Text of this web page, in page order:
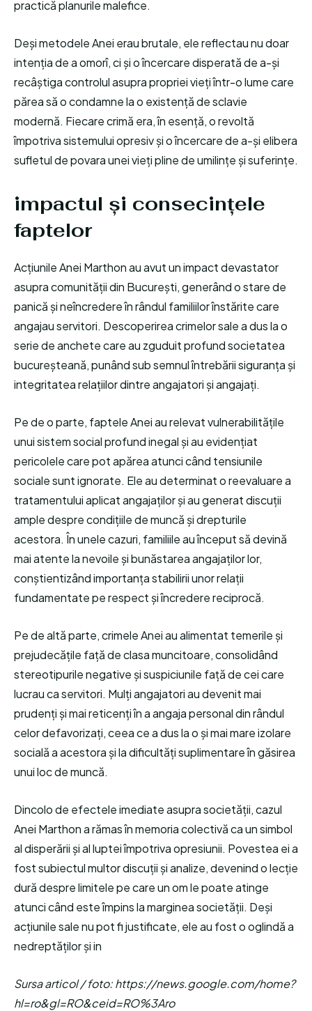
practică planurile malefice.
Deși metodele Anei erau brutale, ele reflectau nu doar
intenția de a omorî, ci și o încercare disperată de a-și
recâștiga controlul asupra propriei vieți într-o lume care
părea să o condamne la o existență de sclavie
modernă. Fiecare crimă era, în esență, o revoltă
împotriva sistemului opresiv și o încercare de a-și elibera
sufletul de povara unei vieți pline de umilințe și suferințe.
impactul și consecințele
faptelor
Acțiunile Anei Marthon au avut un impact devastator
asupra comunității din București, generând o stare de
panică și neîncredere în rândul familiilor înstărite care
angajau servitori. Descoperirea crimelor sale a dus la o
serie de anchete care au zguduit profund societatea
bucureșteană, punând sub semnul întrebării siguranța și
integritatea relațiilor dintre angajatori și angajați.
Pe de o parte, faptele Anei au relevat vulnerabilitățile
unui sistem social profund inegal și au evidențiat
pericolele care pot apărea atunci când tensiunile
sociale sunt ignorate. Ele au determinat o reevaluare a
tratamentului aplicat angajaților și au generat discuții
ample despre condițiile de muncă și drepturile
acestora. În unele cazuri, familiile au început să devină
mai atente la nevoile și bunăstarea angajaților lor,
conștientizând importanța stabilirii unor relații
fundamentate pe respect și încredere reciprocă.
Pe de altă parte, crimele Anei au alimentat temerile și
prejudecățile față de clasa muncitoare, consolidând
stereotipurile negative și suspiciunile față de cei care
lucrau ca servitori. Mulți angajatori au devenit mai
prudenți și mai reticenți în a angaja personal din rândul
celor defavorizați, ceea ce a dus la o și mai mare izolare
socială a acestora și la dificultăți suplimentare în găsirea
unui loc de muncă.
Dincolo de efectele imediate asupra societății, cazul
Anei Marthon a rămas în memoria colectivă ca un simbol
al disperării și al luptei împotriva opresiunii. Povestea ei a
fost subiectul multor discuții și analize, devenind o lecție
dură despre limitele pe care un om le poate atinge
atunci când este împins la marginea societății. Deși
acțiunile sale nu pot fi justificate, ele au fost o oglindă a
nedreptăților și in
Sursa articol / foto: https://news.google.com/home?
hl=ro&gl=RO&ceid=RO%3Aro